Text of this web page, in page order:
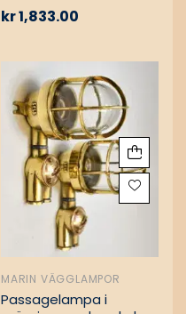
kr1,833.00
MARIN VÄGGLAMPOR
Passagelampa i